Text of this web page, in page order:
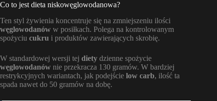
Co to jest dieta niskowęglowodanowa?
Ten styl żywienia koncentruje się na zmniejszeniu ilości
węglowodanów w posiłkach. Polega na kontrolowanym
spożyciu cukru i produktów zawierających skrobię.
W standardowej wersji tej diety dzienne spożycie
węglowodanów nie przekracza 130 gramów. W bardziej
restrykcyjnych wariantach, jak podejście low carb, ilość ta
spada nawet do 50 gramów na dobę.